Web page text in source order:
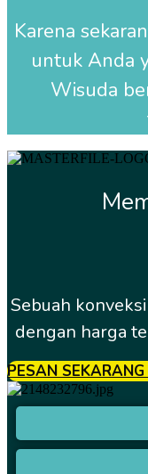
Karena
untuk Anda
Wisuda
Sebuah
dengan harga
PESAN SEKARANG